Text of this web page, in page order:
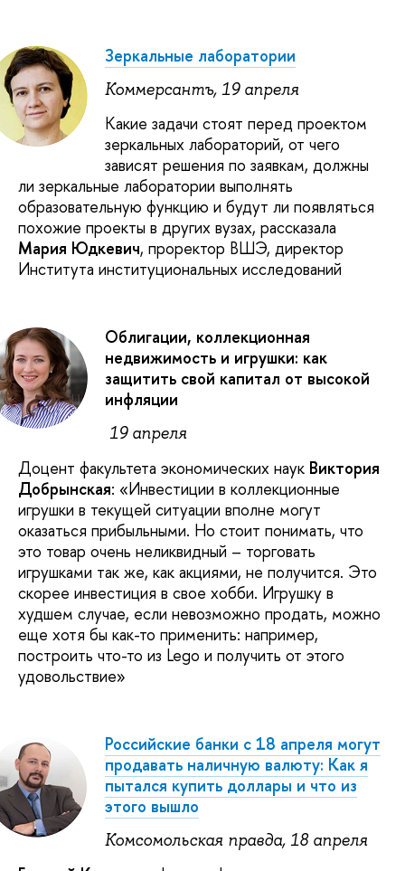
Зеркальные лаборатории
Коммерсантъ, 19 апреля
Какие задачи стоят перед проектом
зеркальных лабораторий, от чего
зависят решения по заявкам, должны
ли зеркальные лаборатории выполнять
образовательную функцию и будут ли появляться
похожие проекты в других вузах, рассказала
Мария Юдкевич, проректор ВШЭ, директор
Института институциональных исследований
Облигации, коллекционная
недвижимость и игрушки: как
защитить свой капитал от высокой
инфляции
19 апреля
Доцент факультета экономических наук Виктория
Добрынская: «Инвестиции в коллекционные
игрушки в текущей ситуации вполне могут
оказаться прибыльными. Но стоит понимать, что
это товар очень неликвидный – торговать
игрушками так же, как акциями, не получится. Это
скорее инвестиция в свое хобби. Игрушку в
худшем случае, если невозможно продать, можно
еще хотя бы как-то применить: например,
построить что-то из Lego и получить от этого
удовольствие»
Российские банки с 18 апреля могут
продавать наличную валюту: Как я
пытался купить доллары и что из
этого вышло
Комсомольская правда, 18 апреля